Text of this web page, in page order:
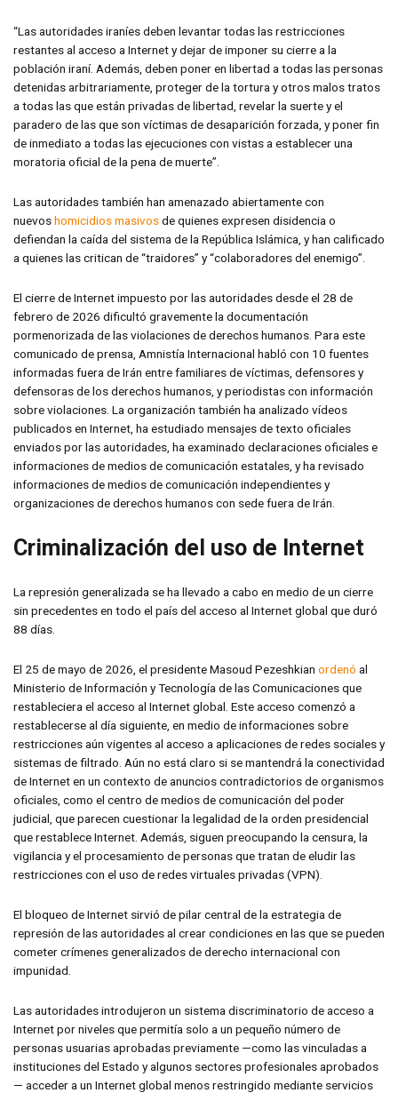
“Las autoridades iraníes deben levantar todas las restricciones
restantes al acceso a Internet y dejar de imponer su cierre a la
población iraní. Además, deben poner en libertad a todas las personas
detenidas arbitrariamente, proteger de la tortura y otros malos tratos
a todas las que están privadas de libertad, revelar la suerte y el
paradero de las que son víctimas de desaparición forzada, y poner fin
de inmediato a todas las ejecuciones con vistas a establecer una
moratoria oficial de la pena de muerte”.
Las autoridades también han amenazado abiertamente con
nuevoshomicidios masivosde quienes expresen disidencia o
defiendan la caída del sistema de la República Islámica, y han calificado
a quienes las critican de “traidores” y “colaboradores del enemigo”.
El cierre de Internet impuesto por las autoridades desde el 28 de
febrero de 2026 dificultó gravemente la documentación
pormenorizada de las violaciones de derechos humanos. Para este
comunicado de prensa, Amnistía Internacional habló con 10 fuentes
informadas fuera de Irán entre familiares de víctimas, defensores y
defensoras de los derechos humanos, y periodistas con información
sobre violaciones. La organización también ha analizado vídeos
publicados en Internet, ha estudiado mensajes de texto oficiales
enviados por las autoridades, ha examinado declaraciones oficiales e
informaciones de medios de comunicación estatales, y ha revisado
informaciones de medios de comunicación independientes y
organizaciones de derechos humanos con sede fuera de Irán.
Criminalización del uso de Internet
La represión generalizada se ha llevado a cabo en medio de un cierre
sin precedentes en todo el país del acceso al Internet global que duró
88 días.
El 25 de mayo de 2026, el presidente Masoud Pezeshkian ordenó al
Ministerio de Información y Tecnología de las Comunicaciones que
restableciera el acceso al Internet global. Este acceso comenzó a
restablecerse al día siguiente, en medio de informaciones sobre
restricciones aún vigentes al acceso a aplicaciones de redes sociales y
sistemas de filtrado. Aún no está claro si se mantendrá la conectividad
de Internet en un contexto de anuncios contradictorios de organismos
oficiales, como el centro de medios de comunicación del poder
judicial, que parecen cuestionar la legalidad de la orden presidencial
que restablece Internet. Además, siguen preocupando la censura, la
vigilancia y el procesamiento de personas que tratan de eludir las
restricciones con el uso de redes virtuales privadas (VPN).
El bloqueo de Internet sirvió de pilar central de la estrategia de
represión de las autoridades al crear condiciones en las que se pueden
cometer crímenes generalizados de derecho internacional con
impunidad.
Las autoridades introdujeron un sistema discriminatorio de acceso a
Internet por niveles que permitía solo a un pequeño número de
personas usuarias aprobadas previamente —como las vinculadas a
instituciones del Estado y algunos sectores profesionales aprobados
— acceder a un Internet global menos restringido mediante servicios